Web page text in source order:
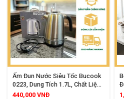
Ấm Đun Nước Siêu Tốc Bucook
0223, Dung Tích 1.7L, Chất Liệu
Inox 304 Cao Cấp, Công Suất
440,000 VNĐ